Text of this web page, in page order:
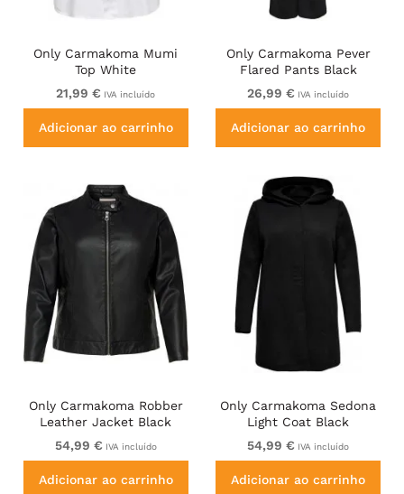
Only Carmakoma Mumi
Top White
21,99 € IVA incluído
Adicionar ao carrinho
Only Carmakoma Pever
Flared Pants Black
26,99 € IVA incluído
Adicionar ao carrinho
Only Carmakoma Robber
Leather Jacket Black
54,99 € IVA incluído
Adicionar ao carrinho
Only Carmakoma Sedona
Light Coat Black
54,99 € IVA incluído
Adicionar ao carrinho